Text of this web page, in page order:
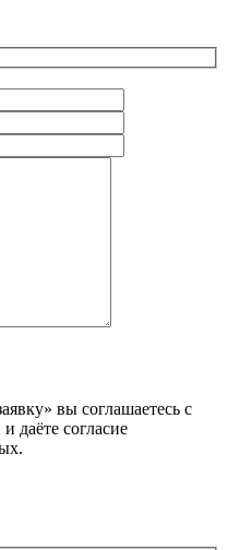
вы соглашаетесь с
и даёте согласие